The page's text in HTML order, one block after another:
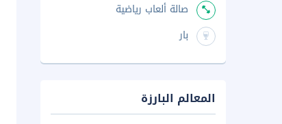
صالة ألعاب رياضية
بار
المعالم البارزة